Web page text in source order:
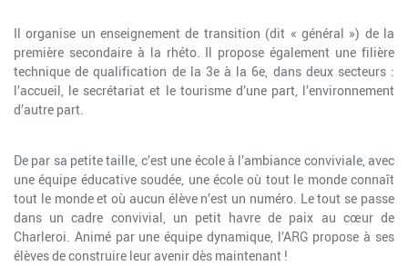
Il organise un enseignement de transition (dit « général ») de la
première secondaire à la rhéto. Il propose également une filière
technique de qualification de la 3e à la 6e, dans deux secteurs :
l’accueil, le secrétariat et le tourisme d’une part, l’environnement
d’autre part.
De par sa petite taille, c’est une école à l’ambiance conviviale, avec
une équipe éducative soudée, une école où tout le monde connaît
tout le monde et où aucun élève n’est un numéro. Le tout se passe
dans un cadre convivial, un petit havre de paix au cœur de
Charleroi. Animé par une équipe dynamique, l’ARG propose à ses
élèves de construire leur avenir dès maintenant !